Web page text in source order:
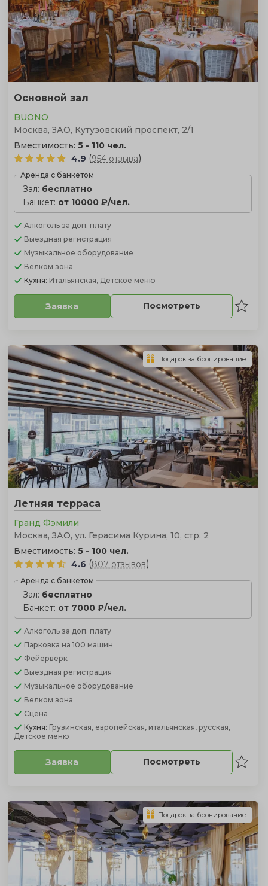
Основной зал
BUONO
Москва, ЗАО, Кутузовский проспект, 2/1
Вместимость: 5 - 110 чел.
4.9 (954 отзыва)
Аренда с банкетом
Зал: бесплатно
Банкет: от 10000 ₽/чел.
Алкоголь за доп. плату
Выездная регистрация
Музыкальное оборудование
Велком зона
Кухня: Итальянская, Детское меню
Заявка Посмотреть
Летняя терраса
Гранд Фэмили
Москва, ЗАО, ул. Герасима Курина, 10, стр. 2
Вместимость: 5 - 100 чел.
4.6 (807 отзывов)
Аренда с банкетом
Зал: бесплатно
Банкет: от 7000 ₽/чел.
Алкоголь за доп. плату
Парковка на 100 машин
Фейерверк
Выездная регистрация
Музыкальное оборудование
Велком зона
Сцена
Кухня: Грузинская, европейская, итальянская, русская,
Детское меню
Заявка Посмотреть
Подарок за бронирование
Подарок за бронирование